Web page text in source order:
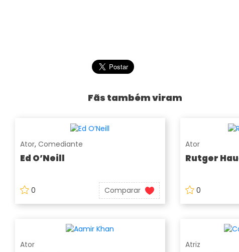
Fãs também viram
Ator, Comediante
Ed O’Neill
0 Comparar
Ator
Rutger
0
Ator Atriz